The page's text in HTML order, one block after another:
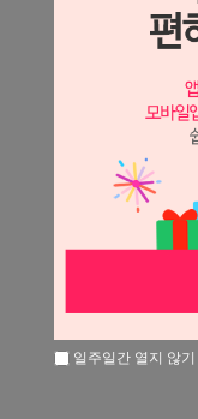
일주일간 열지 않기